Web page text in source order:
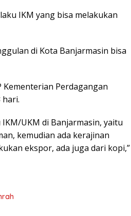
IKM yang bisa melakukan
di Kota Banjarmasin bisa
Kementerian Perdagangan
hari.
UKM di Banjarmasin, yaitu
kemudian ada kerajinan
ekspor, ada juga dari kopi,”